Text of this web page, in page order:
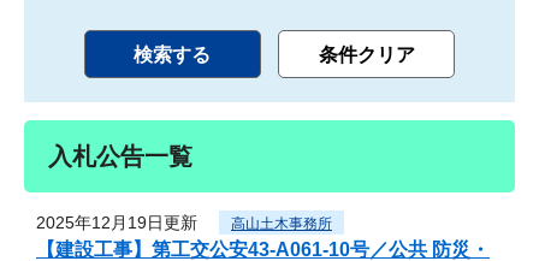
入札公告一覧
2025年12月19日更新 高山土木事務所
【建設工事】第工交公安43-A061-10号／公共 防災・